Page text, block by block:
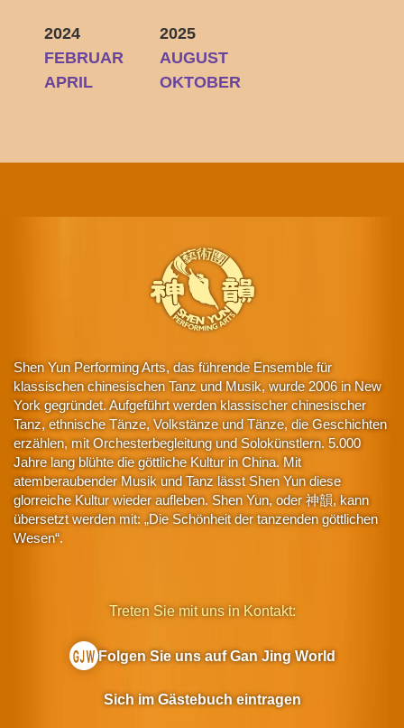
2024
FEBRUAR
APRIL
2025
AUGUST
OKTOBER
Shen Yun Performing Arts, das führende Ensemble für
klassischen chinesischen Tanz und Musik, wurde 2006 in New
York gegründet. Aufgeführt werden klassischer chinesischer
Tanz, ethnische Tänze, Volkstänze und Tänze, die Geschichten
erzählen, mit Orchesterbegleitung und Solokünstlern. 5.000
Jahre lang blühte die göttliche Kultur in China. Mit
atemberaubender Musik und Tanz lässt Shen Yun diese
glorreiche Kultur wieder aufleben. Shen Yun, oder 神韻, kann
übersetzt werden mit: „Die Schönheit der tanzenden göttlichen
Wesen“.
Treten Sie mit uns in Kontakt:
Folgen Sie uns auf Gan Jing World
Sich im Gästebuch eintragen